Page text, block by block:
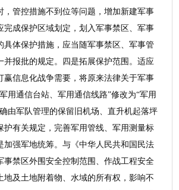
，管控措施不到位等问题，增加新建军事
完成保护区域划定，划入军事禁区、军事
具体保护措施，应当随军事禁区、军事管
并报批的规定。四是拓展保护范围。适应
赢信息化战争需要，将原来法律关于军事
用通信台站、军用通信线路”修改为“军用
由军队管理的保留旧机场、直升机起落坪
护有关规定，完善军用管线、军用测量标
加强军地统筹。与《中华人民共和国民法
事禁区外围安全控制范围、作战工程安全
地及土地附着物、水域的所有权，影响不